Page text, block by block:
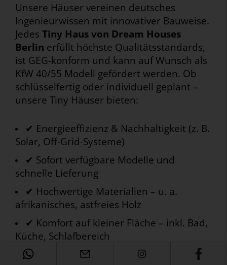
Unsere Häuser vereinen deutsches
Ingenieurwissen mit innovativer Bauweise.
Jedes Tiny Haus von Dream Houses
Berlin erfüllt höchste Qualitätsstandards,
ist GEG-konform und kann auf Wunsch als
KfW 40/55 Modell gefördert werden. Ob
schlüsselfertig oder individuell geplant –
unsere Tiny Häuser bieten:
✔ Energieeffizienz & Nachhaltigkeit (z. B.
Solar, Off-Grid-Systeme)
✔ Sofort verfügbare Modelle und
schnelle Lieferung
✔ Hochwertige Materialien – u. a.
afrikanisches, astfreies Holz
✔ Komfort auf kleiner Fläche – inkl. Bad,
Küche, Schlafbereich
✔ Mobil auf Rädern oder als festes